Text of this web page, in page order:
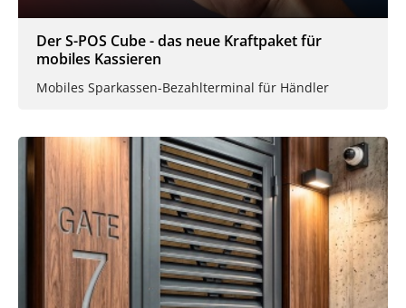
Der S-POS Cube - das neue Kraftpaket für
mobiles Kassieren
Mobiles Sparkassen-Bezahlterminal für Händler